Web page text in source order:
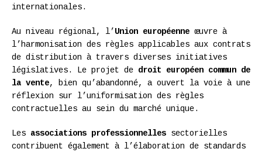
internationales.
Au niveau régional, l’ Union européenne œuvre à
l’harmonisation des règles applicables aux contrats
de distribution à travers diverses initiatives
législatives. Le projet de droit européen commun de
la vente, bien qu’abandonné, a ouvert la voie à une
réflexion sur l’uniformisation des règles
contractuelles au sein du marché unique.
Les associations professionnelles sectorielles
contribuent également à l’élaboration de standards